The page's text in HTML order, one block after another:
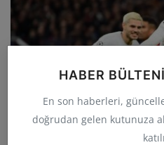
HABER
En son haberleri,
doğrudan gelen kutunuza
Galatasaray
United'ı 3-2 yenerek...